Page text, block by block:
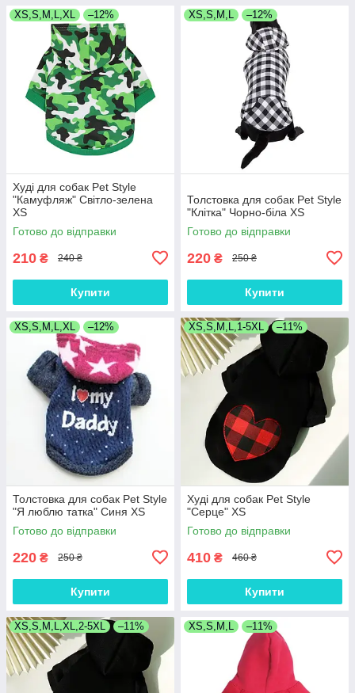
XS,S,M,L,XL –12%
Худі для собак Pet Style
"Камуфляж" Світло-зелена
XS
Готово до відправки
210 ₴ 240 ₴
Купити
XS,S,M,L –12%
Толстовка для собак Pet Style
"Клітка" Чорно-біла XS
Готово до відправки
220 ₴ 250 ₴
Купити
XS,S,M,L,XL –12%
Толстовка для собак Pet Style
"Я люблю татка" Синя XS
Готово до відправки
220 ₴ 250 ₴
Купити
XS,S,M,L,1-5XL –11%
Худі для собак Pet Style
"Серце" XS
Готово до відправки
410 ₴ 460 ₴
Купити
XS,S,M,L,XL,2-5XL –11% XS,S,M,L –11%